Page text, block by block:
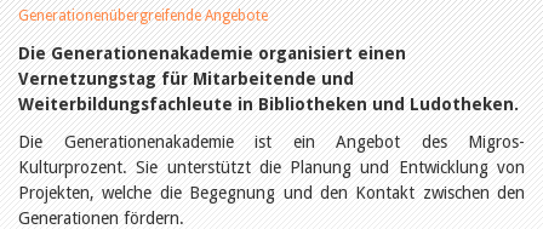
Agenda
Dienstleistungen
biblioBE nutzen
Aus den Bibliotheken
Organisation
Raum und Infrastruktur
Bestand
Benutzung
Finanzen
Personal
Qualitätsmanagement
Recht und Politik
Öffentlichkeitsarbeit
Generationenübergreifende Angebote
Die Generationenakademie organisiert einen
Vernetzungstag für Mitarbeitende und
Weiterbildungsfachleute in Bibliotheken und Ludotheken.
Die Generationenakademie ist ein Angebot des Migros-
Kulturprozent. Sie unterstützt die Planung und Entwicklung von
Projekten, welche die Begegnung und den Kontakt zwischen den
Generationen fördern.